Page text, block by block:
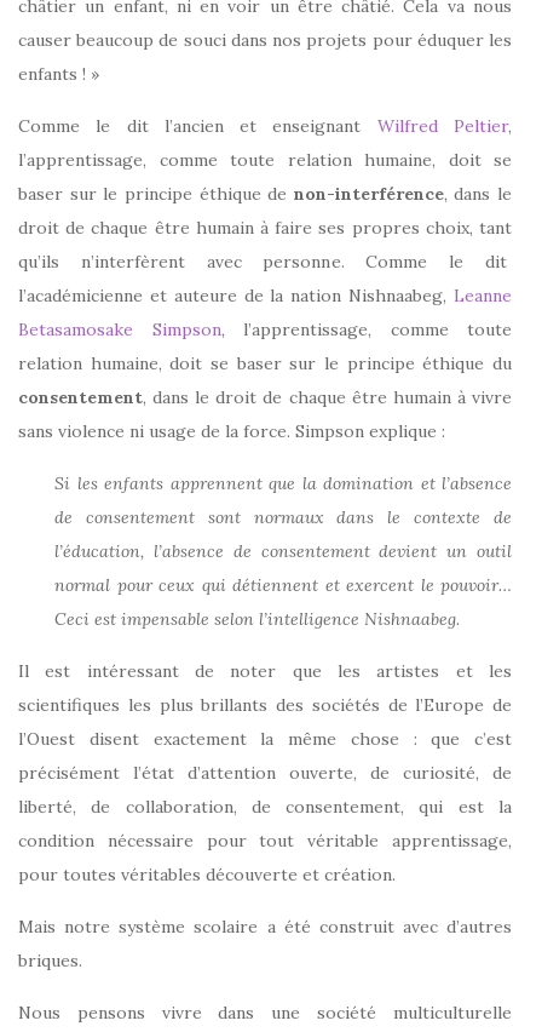
châtier un enfant, ni en voir un être châtié. Cela va nous
causer beaucoup de souci dans nos projets pour éduquer les
enfants ! »
Comme le dit l’ancien et enseignant Wilfred Peltier,
l’apprentissage, comme toute relation humaine, doit se
baser sur le principe éthique de non-interférence, dans le
droit de chaque être humain à faire ses propres choix, tant
qu’ils n’interfèrent avec personne. Comme le dit
l’académicienne et auteure de la nation Nishnaabeg, Leanne
Betasamosake Simpson, l’apprentissage, comme toute
relation humaine, doit se baser sur le principe éthique du
consentement, dans le droit de chaque être humain à vivre
sans violence ni usage de la force. Simpson explique :
Si les enfants apprennent que la domination et l’absence
de consentement sont normaux dans le contexte de
l’éducation, l’absence de consentement devient un outil
normal pour ceux qui détiennent et exercent le pouvoir…
Ceci est impensable selon l’intelligence Nishnaabeg.
Il est intéressant de noter que les artistes et les
scientifiques les plus brillants des sociétés de l’Europe de
l’Ouest disent exactement la même chose : que c’est
précisément l’état d’attention ouverte, de curiosité, de
liberté, de collaboration, de consentement, qui est la
condition nécessaire pour tout véritable apprentissage,
pour toutes véritables découverte et création.
Mais notre système scolaire a été construit avec d’autres
briques.
Nous pensons vivre dans une société multiculturelle